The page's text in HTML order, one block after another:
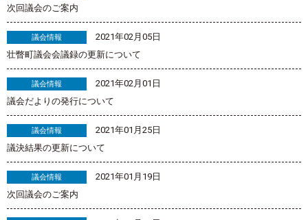
次回議会のご案内
議会情報
2021年02月05日
壮瞥町議会会議録の更新について
議会情報
2021年02月01日
議会だよりの発行について
議会情報
2021年01月25日
議決結果の更新について
議会情報
2021年01月19日
次回議会のご案内